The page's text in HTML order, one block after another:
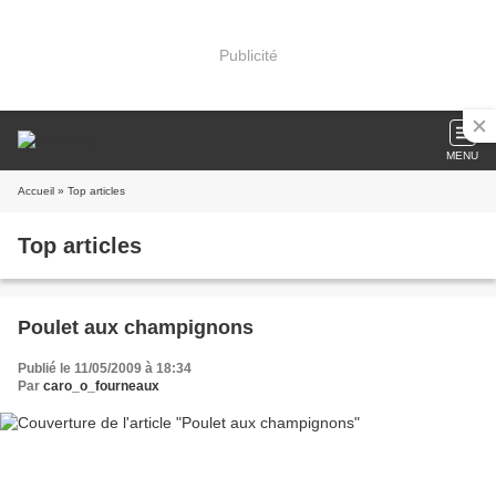
Publicité
MENU
Accueil » Top articles
Top articles
Poulet aux champignons
Publié le 11/05/2009 à 18:34
Par caro_o_fourneaux